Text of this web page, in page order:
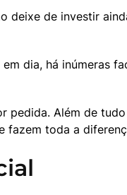
deixe de investir
dia, há inúmeras
pedida. Além de
fazem toda a